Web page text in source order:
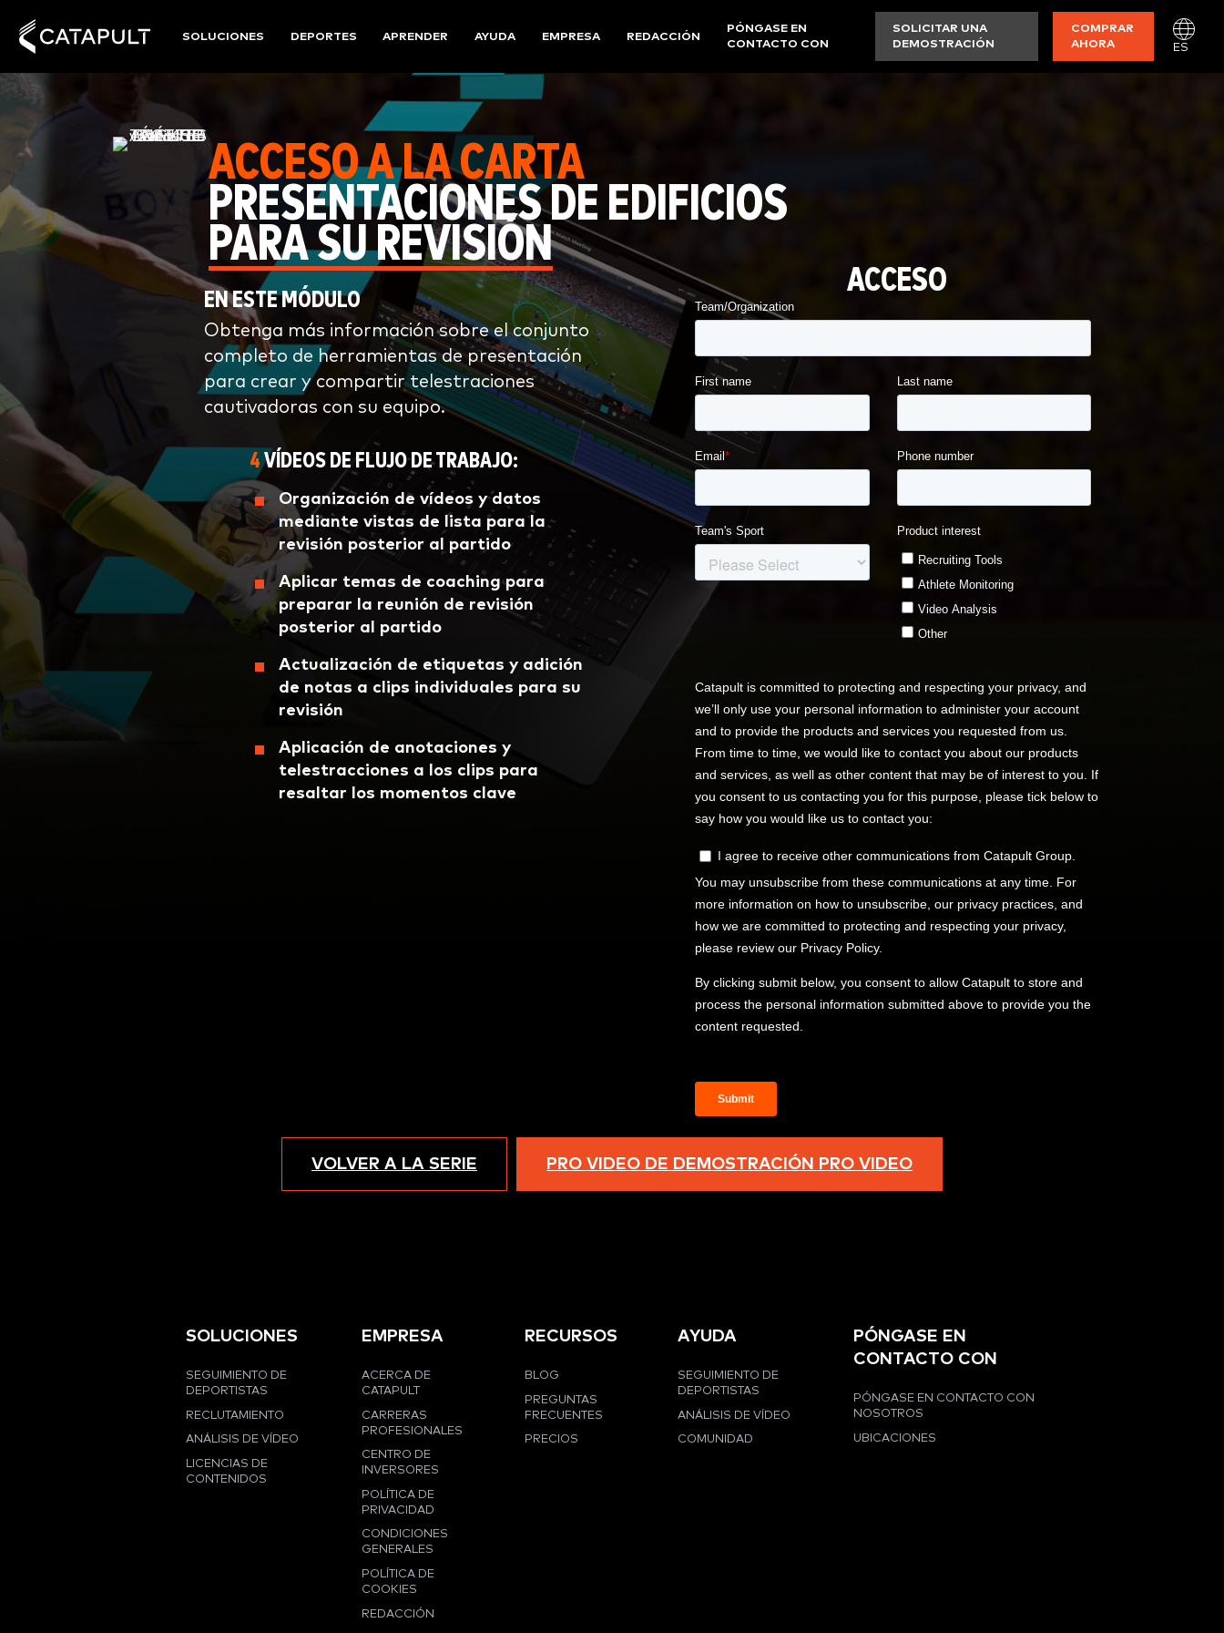
SOLUCIONES DEPORTES APRENDER AYUDA EMPRESA REDACCIÓN
PÓNGASE EN
CONTACTO CON
SOLICITAR UNA
DEMOSTRACIÓN
COMPRAR
AHORA
ES
ACCESO A LA CARTA
PRESENTACIONES DE EDIFICIOS
PARA SU REVISIÓN
EN ESTE MÓDULO
Obtenga más información sobre el conjunto
completo de herramientas de presentación
para crear y compartir telestraciones
cautivadoras con su equipo.
4VÍDEOS DE FLUJO DE TRABAJO:
Organización de vídeos y datos
mediante vistas de lista para la
revisión posterior al partido
Aplicar temas de coaching para
preparar la reunión de revisión
posterior al partido
Actualización de etiquetas y adición
de notas a clips individuales para su
revisión
Aplicación de anotaciones y
telestracciones a los clips para
resaltar los momentos clave
ACCESO
VOLVER A LA SERIE PRO VIDEO DE DEMOSTRACIÓN PRO VIDEO
SOLUCIONES
SEGUIMIENTO DE
DEPORTISTAS
RECLUTAMIENTO
ANÁLISIS DE VÍDEO
LICENCIAS DE
CONTENIDOS
EMPRESA
ACERCA DE
CATAPULT
CARRERAS
PROFESIONALES
CENTRO DE
INVERSORES
POLÍTICA DE
PRIVACIDAD
CONDICIONES
GENERALES
POLÍTICA DE
COOKIES
REDACCIÓN
RECURSOS
BLOG
PREGUNTAS
FRECUENTES
PRECIOS
AYUDA
SEGUIMIENTO DE
DEPORTISTAS
ANÁLISIS DE VÍDEO
COMUNIDAD
PÓNGASE EN
CONTACTO CON
PÓNGASE EN CONTACTO CON
NOSOTROS
UBICACIONES